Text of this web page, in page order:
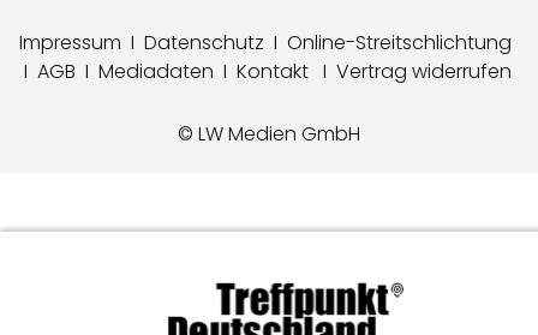
Impressum I Datenschutz I Online-Streitschlichtung
I AGB I Mediadaten I Kontakt I Vertrag widerrufen
© LW Medien GmbH